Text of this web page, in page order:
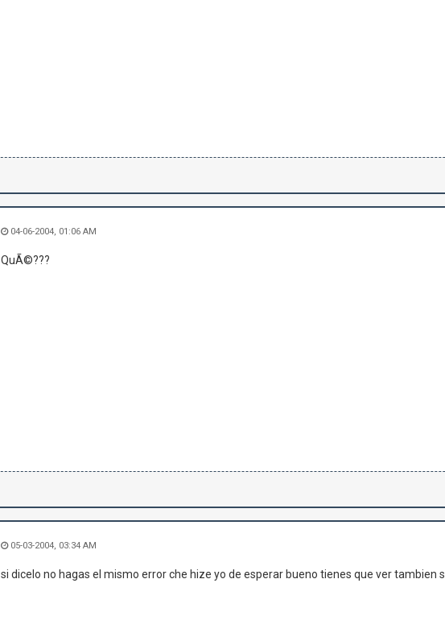
04-06-2004, 01:06 AM
QuÃ©???
05-03-2004, 03:34 AM
si dicelo no hagas el mismo error che hize yo de esperar bueno tienes que ver tambien